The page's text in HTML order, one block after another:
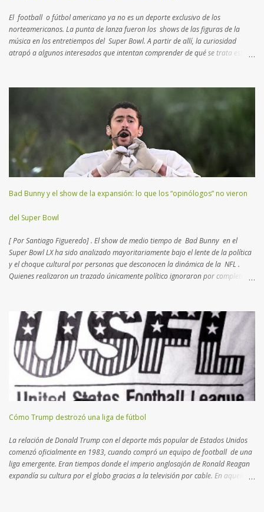
El football o fútbol americano ya no es un deporte exclusivo de los
norteamericanos. La punta de lanza fueron los shows de las figuras de la
música en los entretiempos del Super Bowl. A partir de allí, la curiosidad
atrapó a algunos interesados que intentan comprender de qué se trata esta
al football como un deporte de contacto . Si bien es cierto, hay
características más atractivas para detallar. Esta disciplina es un “ ajedrez
humano ”, como el que practicaban los reyes en la edad media con actores
reales en un campo abierto. En lugar de 16 piezas, hay dos equipos de 11
jugadores que se disputan el terreno, donde cada uno deberá transitar
yardas para anotar puntos, trasladando o pateando un balón ovalado. El
Super Bowl (o Super Tazón) es la final del campeonato mundial...
Bad Bunny y el show de la expansión: lo que los “opinólogos” no vieron
del Super Bowl
[ Por Santiago Figueredo] . El show de medio tiempo de Bad Bunny en el
Super Bowl LX ha sido analizado mayoritariamente bajo el lente de la política
y el choque cultural por personas que desconocen la dinámica de la NFL .
Quienes realizaron un trazado únicamente político ignoraron por completo el
para quienes conocemos el deporte fue un movimiento de mercado calculado
hacia los nuevos negocios . Los periodistas que seguimos la NFL desde
hace 20 años, sabemos que la Liga busca intérpretes que atraigan a un
público foráneo. Esta política de "exportación" comenzó en el nuevo milenio
con partidos en México e Inglaterra , destinos con masas críticas de fanáticos.
Recientemente, se entendió que Brasil podría continuar el lazo
latinoamericano con una plaza vital para desem...
Cómo Trump destrozó una liga de fútbol
La relación de Donald Trump con el deporte más popular de Estados Unidos
comenzó oficialmente en 1983, cuando compró un equipo de football de una
liga emergente. Eran tiempos donde el imperio anglosajón de Ronald Reagan
expandía su cultura por el globo gracias a la televisión por cable. En aquella